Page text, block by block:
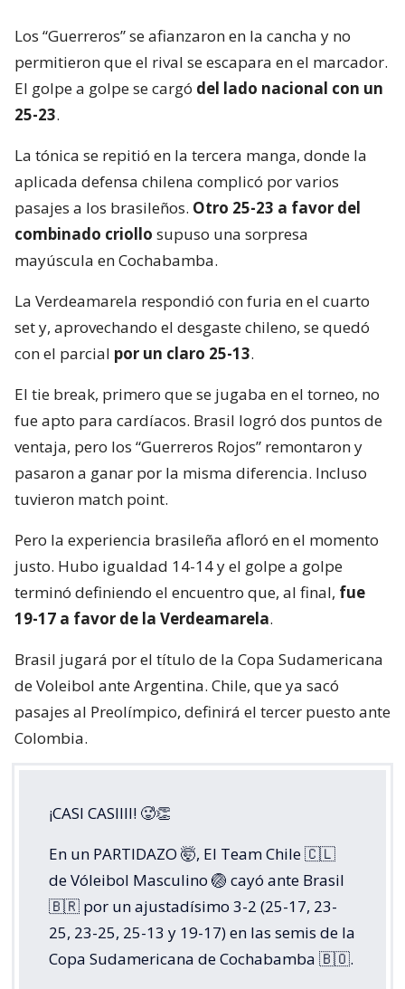
Los “Guerreros” se afianzaron en la cancha y no
permitieron que el rival se escapara en el marcador.
El golpe a golpe se cargó del lado nacional con un
25-23.
La tónica se repitió en la tercera manga, donde la
aplicada defensa chilena complicó por varios
pasajes a los brasileños. Otro 25-23 a favor del
combinado criollo supuso una sorpresa
mayúscula en Cochabamba.
La Verdeamarela respondió con furia en el cuarto
set y, aprovechando el desgaste chileno, se quedó
con el parcial por un claro 25-13.
El tie break, primero que se jugaba en el torneo, no
fue apto para cardíacos. Brasil logró dos puntos de
ventaja, pero los “Guerreros Rojos” remontaron y
pasaron a ganar por la misma diferencia. Incluso
tuvieron match point.
Pero la experiencia brasileña afloró en el momento
justo. Hubo igualdad 14-14 y el golpe a golpe
terminó definiendo el encuentro que, al final, fue
19-17 a favor de la Verdeamarela.
Brasil jugará por el título de la Copa Sudamericana
de Voleibol ante Argentina. Chile, que ya sacó
pasajes al Preolímpico, definirá el tercer puesto ante
Colombia.
¡CASI CASIIII! 🥵👏
En un PARTIDAZO 🤯, El Team Chile 🇨🇱
de Vóleibol Masculino 🏐 cayó ante Brasil
🇧🇷 por un ajustadísimo 3-2 (25-17, 23-
25, 23-25, 25-13 y 19-17) en las semis de la
Copa Sudamericana de Cochabamba 🇧🇴.